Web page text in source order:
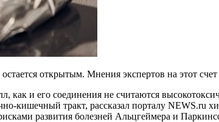
открытым. Мнения экспертов на этот счет
и его соединения не считаются
кишечный тракт, рассказал порталу NEWS.ru
развития болезней Альцгеймера и